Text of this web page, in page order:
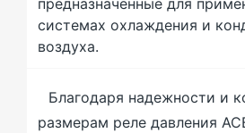
системах охлаждения и
воздуха.
Благодаря надежности и
размерам реле давления